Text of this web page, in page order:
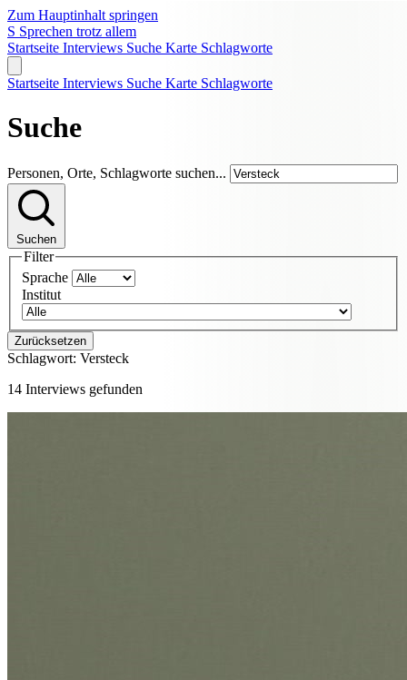
Zum Hauptinhalt springen
S Sprechen trotz allem
Startseite Interviews Suche Karte Schlagworte
Startseite Interviews Suche Karte Schlagworte
Suche
Personen, Orte, Schlagworte suchen...
Suchen
Filter
Sprache
Institut
Zurücksetzen
Schlagwort: Versteck
14 Interviews gefunden